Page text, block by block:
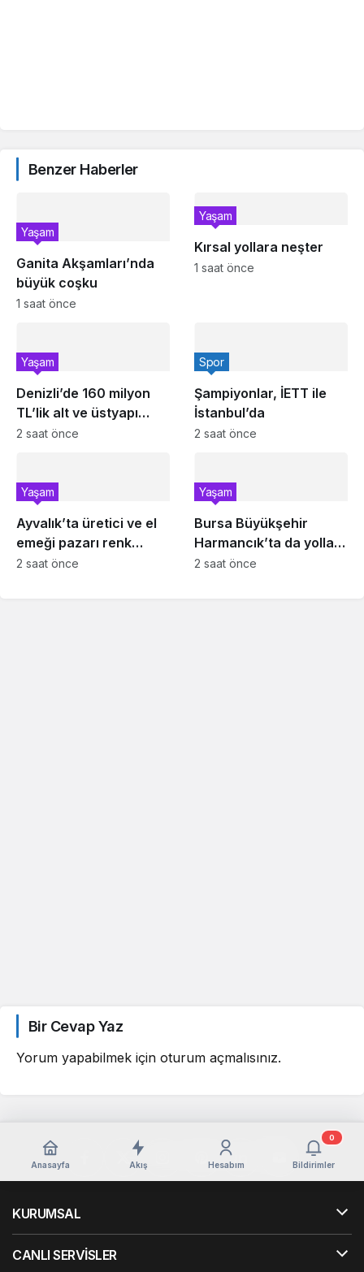
Benzer Haberler
Ganita Akşamları’nda
büyük coşku
Yaşam
1 saat önce
Kırsal yollara neşter
Yaşam
1 saat önce
Denizli’de 160 milyon
TL’lik alt ve üstyapı
yatırımı
Yaşam
2 saat önce
Şampiyonlar, İETT ile
İstanbul’da
Spor
2 saat önce
Ayvalık’ta üretici ve el
emeği pazarı renk
katıyor
Yaşam
2 saat önce
Bursa Büyükşehir
Harmancık’ta da yolları
yeniliyor
Yaşam
2 saat önce
Bir Cevap Yaz
Yorum yapabilmek için oturum açmalısınız.
Anasayfa Akış Hesabım Bildirimler
0
KURUMSAL
CANLI SERVİSLER